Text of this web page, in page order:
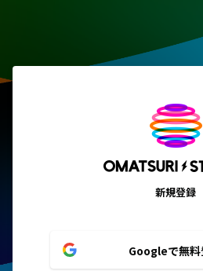
新規登録
Googleで無料